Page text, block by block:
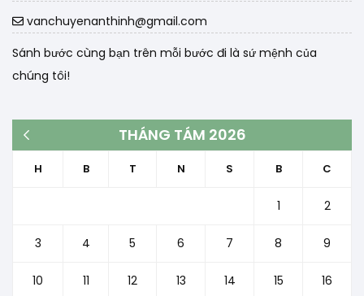
vanchuyenanthinh@gmail.com
Sánh bước cùng bạn trên mỗi bước đi là sứ mệnh của
chúng tôi!
THÁNG TÁM 2026
H B T N S B C
1 2
3 4 5 6 7 8 9
10 11 12 13 14 15 16